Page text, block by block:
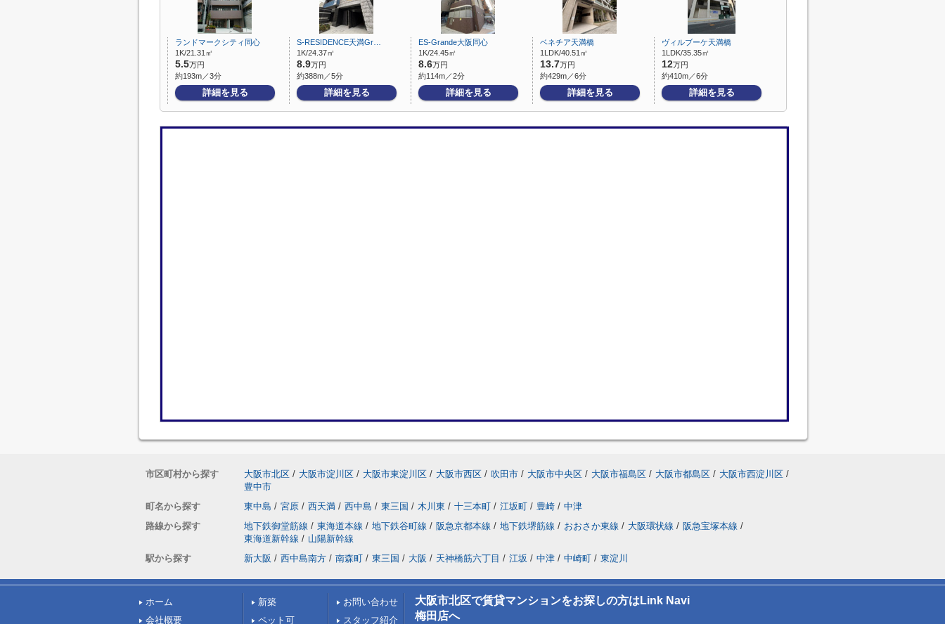
ランドマークシティ同心
1K/21.31㎡
5.5万円
約193m／3分
詳細を見る
S-RESIDENCE天満Gr…
1K/24.37㎡
8.9万円
約388m／5分
詳細を見る
ES-Grande大阪同心
1K/24.45㎡
8.6万円
約114m／2分
詳細を見る
ベネチア天満橋
1LDK/40.51㎡
13.7万円
約429m／6分
詳細を見る
ヴィルブーケ天満橋
1LDK/35.35㎡
12万円
約410m／6分
詳細を見る
市区町村から探す 大阪市北区 / 大阪市淀川区 / 大阪市東淀川区 / 大阪市西区 / 吹田市 / 大阪市中央区 / 大阪市福島区 / 大阪市都島区 / 大阪市西淀川区 /
豊中市
町名から探す
東中島 / 宮原 / 西天満 / 西中島 / 東三国 / 木川東 / 十三本町 / 江坂町 / 豊崎 / 中津
路線から探す
地下鉄御堂筋線 / 東海道本線 / 地下鉄谷町線 / 阪急京都本線 / 地下鉄堺筋線 / おおさか東線 / 大阪環状線 / 阪急宝塚本線 /
東海道新幹線 / 山陽新幹線
駅から探す
新大阪 / 西中島南方 / 南森町 / 東三国 / 大阪 / 天神橋筋六丁目 / 江坂 / 中津 / 中崎町 / 東淀川
ホーム
会社概要
新築
ペット可
お問い合わせ
スタッフ紹介
大阪市北区で賃貸マンションをお探しの方はLink Navi
梅田店へ